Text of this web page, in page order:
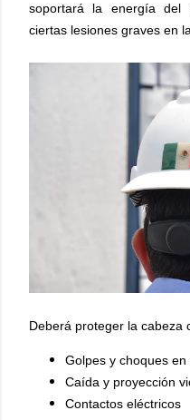
soportará la energía del
ciertas lesiones graves en
Deberá proteger la cabeza
Golpes y choques
Caída y proyección
Contactos eléctricos